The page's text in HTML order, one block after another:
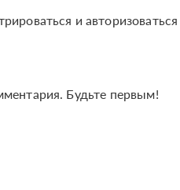
и
Будьте первым!